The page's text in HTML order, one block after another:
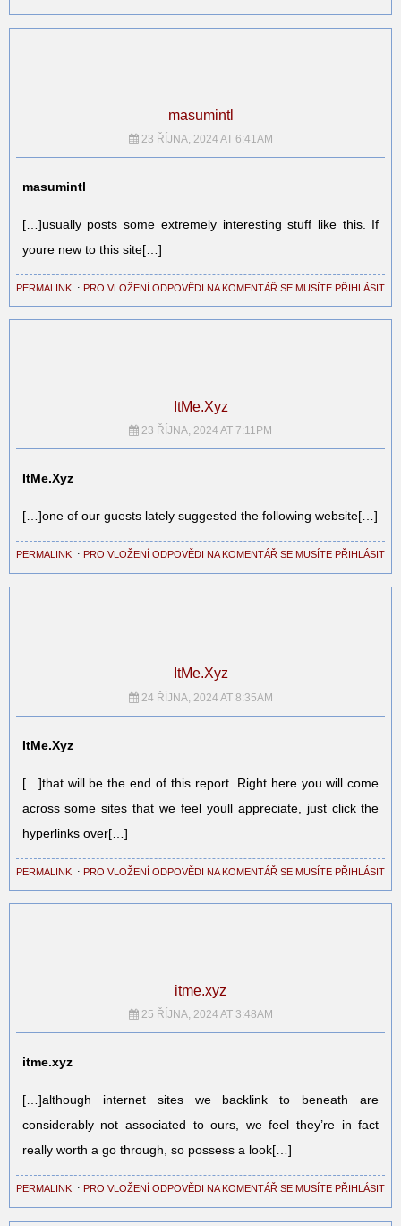
masumintl
23 ŘÍJNA, 2024 AT 6:41AM
masumintl
[…]usually posts some extremely interesting stuff like this. If
youre new to this site[…]
PERMALINK ⋅ PRO VLOŽENÍ ODPOVĚDI NA KOMENTÁŘ SE MUSÍTE PŘIHLÁSIT
ItMe.Xyz
23 ŘÍJNA, 2024 AT 7:11PM
ItMe.Xyz
[…]one of our guests lately suggested the following website[…]
PERMALINK ⋅ PRO VLOŽENÍ ODPOVĚDI NA KOMENTÁŘ SE MUSÍTE PŘIHLÁSIT
ItMe.Xyz
24 ŘÍJNA, 2024 AT 8:35AM
ItMe.Xyz
[…]that will be the end of this report. Right here you will come
across some sites that we feel youll appreciate, just click the
hyperlinks over[…]
PERMALINK ⋅ PRO VLOŽENÍ ODPOVĚDI NA KOMENTÁŘ SE MUSÍTE PŘIHLÁSIT
itme.xyz
25 ŘÍJNA, 2024 AT 3:48AM
itme.xyz
[…]although internet sites we backlink to beneath are
considerably not associated to ours, we feel they’re in fact
really worth a go through, so possess a look[…]
PERMALINK ⋅ PRO VLOŽENÍ ODPOVĚDI NA KOMENTÁŘ SE MUSÍTE PŘIHLÁSIT